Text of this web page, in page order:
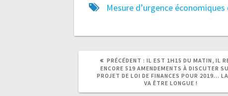
Mesure d’urgence
PRÉCÉDENT :
ARTICLE
PRÉCÉDENT
IL EST 1H15 DU MATIN, IL
ENCORE 519 AMENDEMENTS À DISCUTER
PROJET DE LOI DE FINANCES POUR 2019…
VA ÊTRE LONGUE !
ARTICLE
SUIVANT